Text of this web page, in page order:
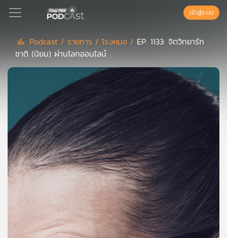
Podcast
สต์
แนะนำ
เพล
เข้าสู่ระบบ
Podcast / รายการ /โรงหมอ / EP. 1133: จิตวิทยารัก
ชาติ (นิยม) ผ่านโลกออนไลน์